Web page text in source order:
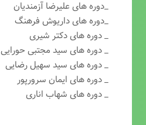
_دوره های علیرضا آزمندیان
_دوره های داریوش فرهنگ
_ دوره های دکتر شیری
_ دوره های سید مجتبی حورایی
_ دوره های سید سهیل رضایی
_ دوره های ایمان سرورپور
_ دوره های شهاب اناری